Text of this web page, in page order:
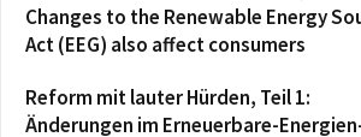
Changes to the Renewable Energy
Act (EEG) also affect consumers
Reform mit lauter Hürden, Teil 1:
Änderungen im Erneuerbare-